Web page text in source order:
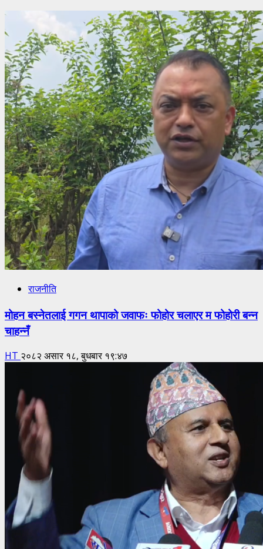
राजनीति
मोहन बस्नेतलाई गगन थापाको जवाफः फोहोर चलाएर म फोहोरी बन्न
चाहन्नँ
HT २०८२ असार १८, बुधबार १९:४७